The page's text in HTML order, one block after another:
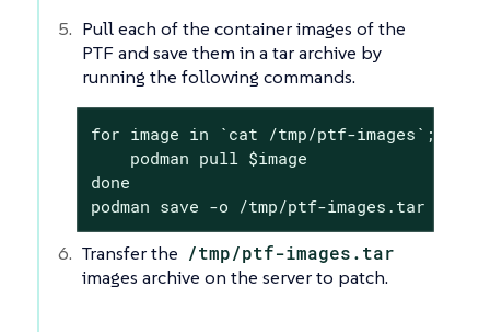
Pull each of the container images of the
PTF and save them in a tar archive by
running the following commands.
for image in `cat /tmp/ptf-images`; do
    podman pull $image
done
podman save -o /tmp/ptf-images.tar
Transfer the /tmp/ptf-images.tar
images archive on the server to patch.